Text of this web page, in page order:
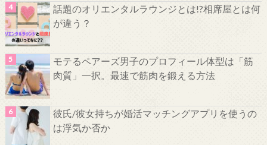
話題のオリエンタルラウンジとは!?相席屋とは何
が違う？
モテるペアーズ男子のプロフィール体型は「筋
肉質」一択。最速で筋肉を鍛える方法
彼氏/彼女持ちが婚活マッチングアプリを使うの
は浮気か否か